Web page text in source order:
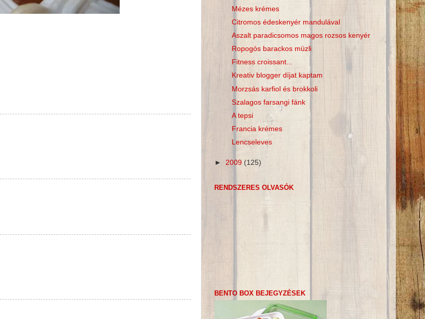
Mézes krémes
Citromos édeskenyér mandulával
Aszalt paradicsomos magos rozsos kenyér
Ropogós barackos müzli
Fitness croissant...
Kreativ blogger díjat kaptam
Morzsás karfiol és brokkoli
Szalagos farsangi fánk
A tepsi
Francia krémes
Lencseleves
► 2009 (125)
RENDSZERES OLVASÓK
BENTO BOX BEJEGYZÉSEK